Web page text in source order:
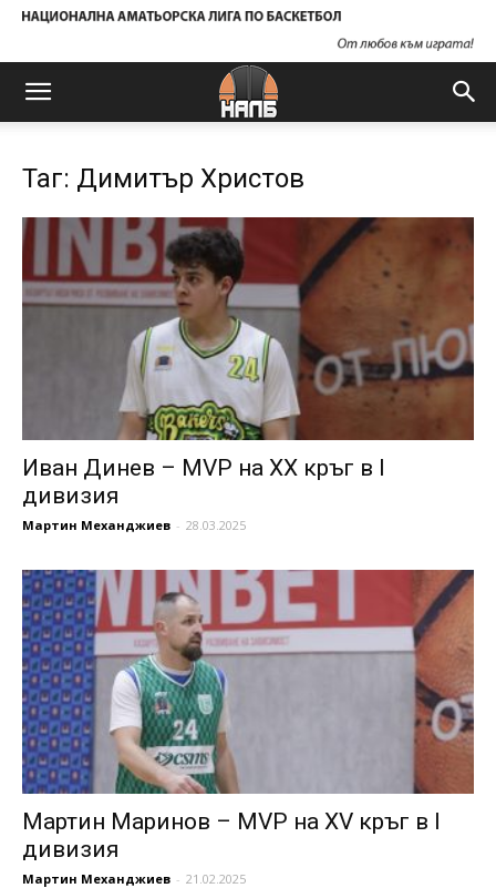
Таг: Димитър Христов
Иван Динев – MVP на XX кръг в I
дивизия
Мартин Механджиев - 28.03.2025
Мартин Маринов – MVP на XV кръг в I
дивизия
Мартин Механджиев - 21.02.2025